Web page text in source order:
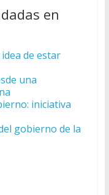
en
de estar
una
iniciativa
gobierno de la